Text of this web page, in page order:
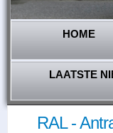
HOME
LAATSTE
RAL -